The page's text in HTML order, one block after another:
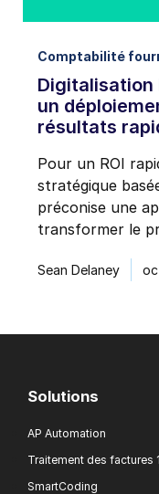
Comptabilité
Digitalisation
un
résultats
Pour un ROI
stratégique
préconise une
transformer le
Sean Delaney
Solutions
AP Automation
Traitement des factures
SmartCoding